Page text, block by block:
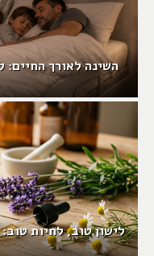
השינה לאורך החיים:
לישון טוב, לחיות